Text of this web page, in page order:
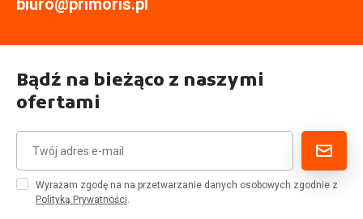
biuro@primoris.pl
Bądź na bieżąco z naszymi
ofertami
Wyrażam zgodę na na przetwarzanie danych osobowych zgodnie z
Polityką Prywatności.